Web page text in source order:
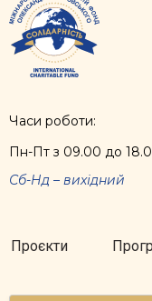
Часи роботи:
Пн-Пт з 09.00 до
Сб-Нд – вихідний
Проєкти